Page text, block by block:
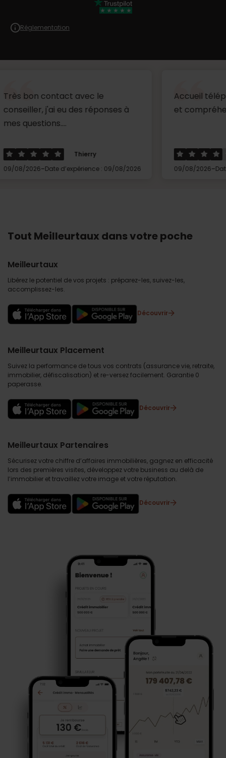
Réglementation
avec le
j'ai eu des réponses à
Thierry
Date d’expérience : 09/08/2026
Accueil téléphonique
et compréhensible ...
Hervé
09/08/2026
Date
Tout Meilleurtaux dans votre poche
Meilleurtaux
Libérez le potentiel de vos projets : préparez-les, suivez-les,
accomplissez-les.
Découvrir
Meilleurtaux Placement
Suivez la performance de tous vos contrats (assurance vie, retraite,
immobilier, défiscalisation) et re-versez facilement. Garantie 0
paperasse.
Découvrir
Meilleurtaux Partenaires
Sécurisez votre chiffre d’affaires immobilières, gagnez en efficacité
lors des premières visites, développez votre business au delà de
l’immobilier et travaillez votre image et votre réputation.
Découvrir